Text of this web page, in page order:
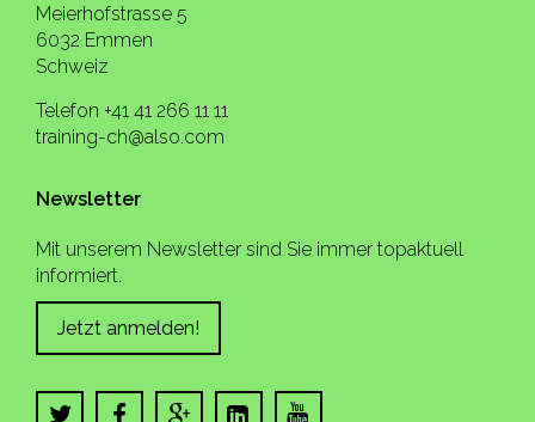
Meierhofstrasse 5
6032 Emmen
Schweiz
Telefon +41 41 266 11 11
training-ch@also.com
Newsletter
Mit unserem Newsletter sind Sie immer topaktuell
informiert.
Jetzt anmelden!